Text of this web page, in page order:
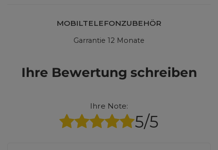
MOBILTELEFONZUBEHÖR
Garrantie 12 Monate
Ihre Bewertung schreiben
Ihre Note:
5/5